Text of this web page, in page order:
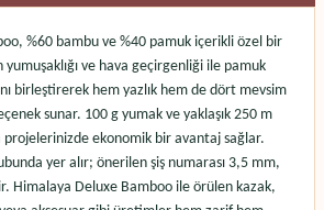
, %60 bambu ve %40 pamuk içerikli özel bir
yumuşaklığı ve hava geçirgenliği ile pamuk
birleştirerek hem yazlık hem de dört mevsim
sunar. 100 g yumak ve yaklaşık 250 m
projelerinizde ekonomik bir avantaj sağlar.
yer alır; önerilen şiş numarası 3,5 mm,
Himalaya Deluxe Bamboo ile örülen kazak,